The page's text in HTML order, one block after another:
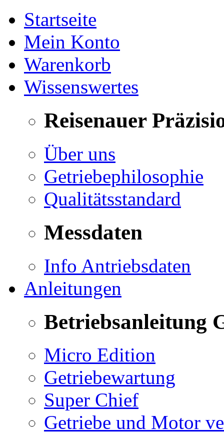
Startseite
Mein Konto
Warenkorb
Wissenswertes
Reisenauer
Über uns
Getriebephilosophie
Qualitätsstandard
Messdaten
Info Antriebsdaten
Anleitungen
Betriebsanleitung
Micro Edition
Getriebewartung
Super Chief
Getriebe und Motor